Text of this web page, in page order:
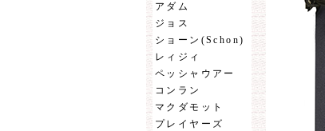
アダム
ジョス
ショーン(Schon)
レィジィ
ペッシャウアー
コンラン
マクダモット
プレイヤーズ